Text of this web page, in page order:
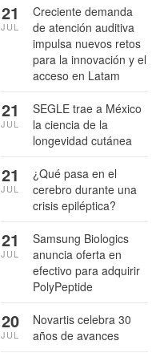
Creciente demanda
de atención auditiva
impulsa nuevos retos
para la innovación y el
acceso en Latam
21
JUL
SEGLE trae a México
la ciencia de la
longevidad cutánea
21
JUL
¿Qué pasa en el
cerebro durante una
crisis epiléptica?
21
JUL
Samsung Biologics
anuncia oferta en
efectivo para adquirir
PolyPeptide
21
JUL
Novartis celebra 30
años de avances
20
JUL